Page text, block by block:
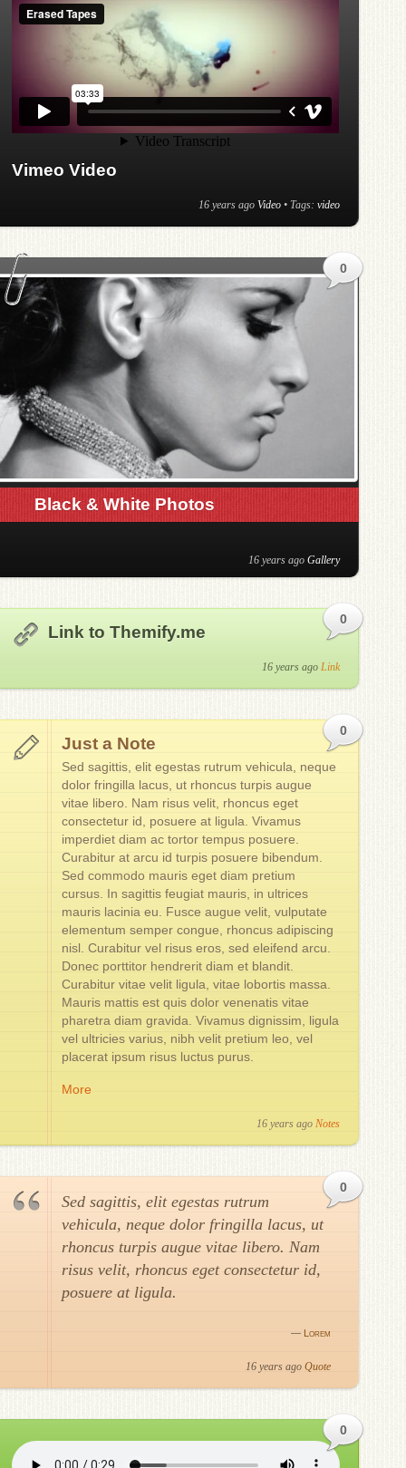
Vimeo Video
16 years ago Video• Tags: video
Black & White Photos
0
16 years ago Gallery
Link to Themify.me
0
16 years ago Link
Just a Note
Sed sagittis, elit egestas rutrum vehicula, neque
dolor fringilla lacus, ut rhoncus turpis augue
vitae libero. Nam risus velit, rhoncus eget
consectetur id, posuere at ligula. Vivamus
imperdiet diam ac tortor tempus posuere.
Curabitur at arcu id turpis posuere bibendum.
Sed commodo mauris eget diam pretium
cursus. In sagittis feugiat mauris, in ultrices
mauris lacinia eu. Fusce augue velit, vulputate
elementum semper congue, rhoncus adipiscing
nisl. Curabitur vel risus eros, sed eleifend arcu.
Donec porttitor hendrerit diam et blandit.
Curabitur vitae velit ligula, vitae lobortis massa.
Mauris mattis est quis dolor venenatis vitae
pharetra diam gravida. Vivamus dignissim, ligula
vel ultricies varius, nibh velit pretium leo, vel
placerat ipsum risus luctus purus.
More
0
16 years ago Notes
Sed sagittis, elit egestas rutrum
vehicula, neque dolor fringilla lacus, ut
rhoncus turpis augue vitae libero. Nam
risus velit, rhoncus eget consectetur id,
posuere at ligula.
— Lorem
0
16 years ago Quote
0